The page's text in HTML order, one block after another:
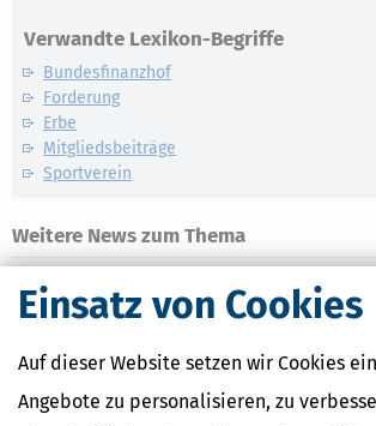
Einsatz von Cookies
Auf dieser Website setzen wir Cookies
Angebote zu personalisieren, zu
Verwandte Lexikon-Begriffe
Bundesfinanzhof
Forderung
Erbe
Mitgliedsbeiträge
Sportverein
Weitere News zum Thema